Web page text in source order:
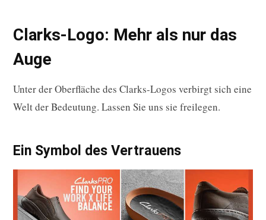
Clarks-Logo: Mehr als nur das
Auge
Unter der Oberfläche des Clarks-Logos verbirgt sich eine
Welt der Bedeutung. Lassen Sie uns sie freilegen.
Ein Symbol des Vertrauens